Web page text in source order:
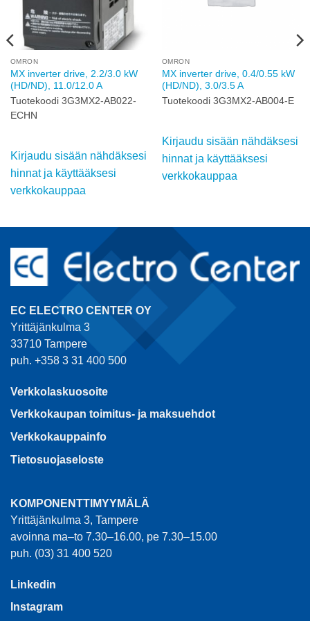
OMRON
MX inverter drive, 2.2/3.0 kW
(HD/ND), 11.0/12.0 A
Tuotekoodi 3G3MX2-AB022-
ECHN
Kirjaudu sisään nähdäksesi
hinnat ja käyttääksesi
verkkokauppaa
OMRON
MX inverter drive, 0.4/0.55 kW
(HD/ND), 3.0/3.5 A
Tuotekoodi 3G3MX2-AB004-E
Kirjaudu sisään nähdäksesi
hinnat ja käyttääksesi
verkkokauppaa
EC ELECTRO CENTER OY
Yrittäjänkulma 3
33710 Tampere
puh. +358 3 31 400 500
Verkkolaskuosoite
Verkkokaupan toimitus- ja maksuehdot
Verkkokauppainfo
Tietosuojaseloste
KOMPONENTTIMYYMÄLÄ
Yrittäjänkulma 3, Tampere
avoinna ma–to 7.30–16.00, pe 7.30–15.00
puh. (03) 31 400 520
Linkedin
Instagram